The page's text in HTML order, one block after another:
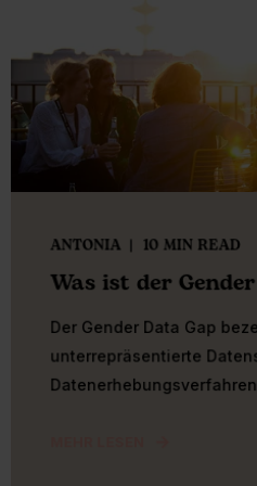
ANTONIA 10 MIN READ
Was ist der
Der Gender Data Gap
unterrepräsentierte